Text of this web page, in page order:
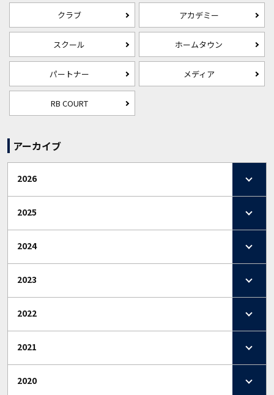
クラブ アカデミー
スクール ホームタウン
パートナー メディア
RB COURT
アーカイブ
2026
2025
2024
2023
2022
2021
2020